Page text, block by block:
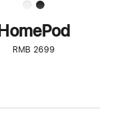
HomePod
RMB 2699